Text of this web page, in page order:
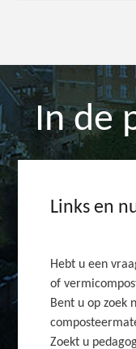
In de
Links en
Hebt u een
of
Bent u op zoek
Zoekt u